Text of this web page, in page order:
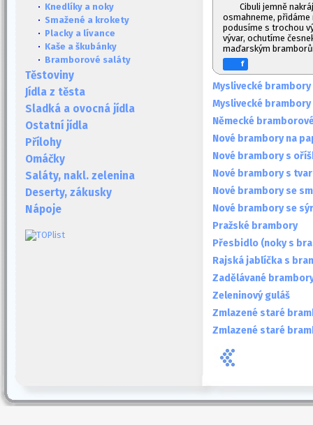
· Knedlíky a noky
· Smažené a krokety
· Placky a lívance
· Kaše a škubánky
· Bramborové saláty
Těstoviny
Jídla z těsta
Sladká a ovocná jídla
Ostatní jídla
Přílohy
Omáčky
Saláty, nakl. zelenina
Deserty, zákusky
Nápoje
Cibuli jemně
osmahneme,
podusíme s trochou
vývar, ochutíme
maďarským
f
Myslivecké brambory
Myslivecké brambory
Německé
Nové brambory na
Nové brambory s
Nové brambory s
Nové brambory se
Nové brambory se
Pražské brambory
Přesbidlo (noky s
Rajská jablíčka s
Zadělávané
Zeleninový guláš
Zmlazené staré
Zmlazené staré